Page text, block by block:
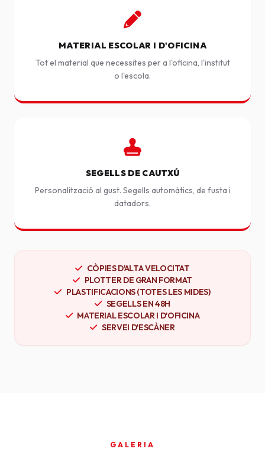
MATERIAL ESCOLAR I D'OFICINA
Tot el material que necessites per a l'oficina, l'institut
o l'escola.
SEGELLS DE CAUTXÚ
Personalització al gust. Segells automàtics, de fusta i
datadors.
CÒPIES D'ALTA VELOCITAT
PLOTTER DE GRAN FORMAT
PLASTIFICACIONS (TOTES LES MIDES)
SEGELLS EN 48H
MATERIAL ESCOLAR I D'OFICINA
SERVEI D'ESCÀNER
GALERIA